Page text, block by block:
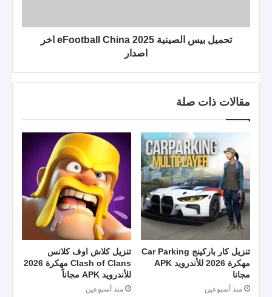
تحميل بيس الصينية 2025 eFootball China اخر
اصدار
مقالات ذات صلة
تنزيل كار باركينج Car Parking
مهكرة 2026 للأندرويد APK
مجانا
منذ أسبوعين
تنزيل كلاش اوف كلانس
Clash of Clans مهكرة 2026
للأندرويد APK مجاناً
منذ أسبوعين